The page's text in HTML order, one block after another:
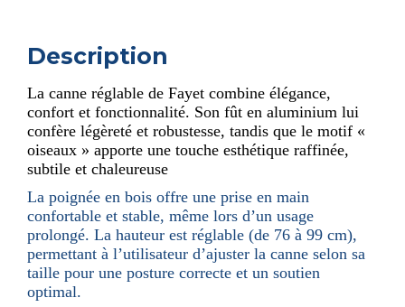
Description
La canne réglable de Fayet combine élégance,
confort et fonctionnalité. Son fût en aluminium lui
confère légèreté et robustesse, tandis que le motif «
oiseaux » apporte une touche esthétique raffinée,
subtile et chaleureuse
La poignée en bois offre une prise en main
confortable et stable, même lors d’un usage
prolongé. La hauteur est réglable (de 76 à 99 cm),
permettant à l’utilisateur d’ajuster la canne selon sa
taille pour une posture correcte et un soutien
optimal.